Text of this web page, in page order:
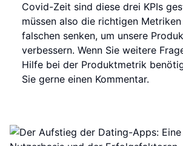
Covid-Zeit sind diese drei KPIs
müssen also die richtigen
falschen senken, um unsere
verbessern. Wenn Sie weitere
Hilfe bei der Produktmetrik
Sie gerne einen Kommentar.